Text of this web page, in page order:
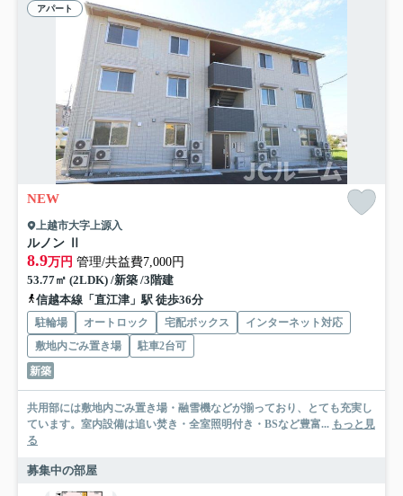
アパート
NEW
上越市大字上源入
ルノン Ⅱ
8.9万円 管理/共益費7,000円
53.77㎡ (2LDK) /新築 /3階建
信越本線「直江津」駅 徒歩36分
駐輪場 オートロック 宅配ボックス
インターネット対応
敷地内ごみ置き場
駐車2台可
新築
共用部には敷地内ごみ置き場・融雪機などが揃っており、とても充実し
ています。室内設備は追い焚き・全室照明付き・BSなど豊富... もっと見
る
募集中の部屋